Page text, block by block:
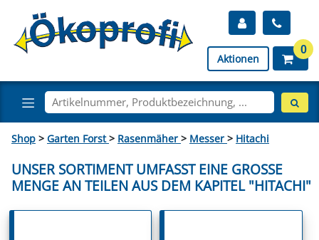
Aktionen
0
Shop > Garten Forst> Rasenmäher > Messer > Hitachi
UNSER SORTIMENT UMFASST EINE GROSSE M
ENGE AN TEILEN AUS DEM KAPITEL "HITACHI"